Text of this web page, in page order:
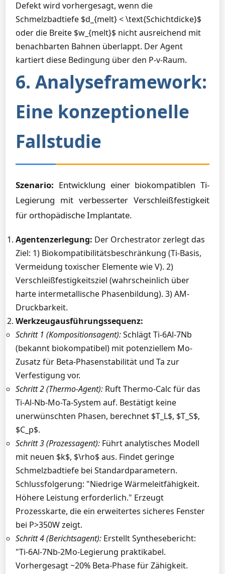
Defekt wird vorhergesagt, wenn die
Schmelzbadtiefe $d_{melt} < \text{Schichtdicke}$
oder die Breite $w_{melt}$ nicht ausreichend mit
benachbarten Bahnen überlappt. Der Agent
kartiert diese Bedingung über den P-v-Raum.
6. Analyseframework:
Eine konzeptionelle
Fallstudie
Szenario: Entwicklung einer biokompatiblen Ti-
Legierung mit verbesserter Verschleißfestigkeit
für orthopädische Implantate.
Agentenzerlegung: Der Orchestrator zerlegt das
Ziel: 1) Biokompatibilitätsbeschränkung (Ti-Basis,
Vermeidung toxischer Elemente wie V). 2)
Verschleißfestigkeitsziel (wahrscheinlich über
harte intermetallische Phasenbildung). 3) AM-
Druckbarkeit.
Werkzeugausführungssequenz:
Schritt 1 (Kompositionsagent):Schlägt Ti-6Al-7Nb
(bekannt biokompatibel) mit potenziellem Mo-
Zusatz für Beta-Phasenstabilität und Ta zur
Verfestigung vor.
Schritt 2 (Thermo-Agent): Ruft Thermo-Calc für das
Ti-Al-Nb-Mo-Ta-System auf. Bestätigt keine
unerwünschten Phasen, berechnet $T_L$, $T_S$,
$C_p$.
Schritt 3 (Prozessagent): Führt analytisches Modell
mit neuen $k$, $\rho$ aus. Findet geringe
Schmelzbadtiefe bei Standardparametern.
Schlussfolgerung: "Niedrige Wärmeleitfähigkeit.
Höhere Leistung erforderlich." Erzeugt
Prozesskarte, die ein erweitertes sicheres Fenster
bei P>350W zeigt.
Schritt 4 (Berichtsagent): Erstellt Synthesebericht:
"Ti-6Al-7Nb-2Mo-Legierung praktikabel.
Vorhergesagt ~20% Beta-Phase für Zähigkeit.